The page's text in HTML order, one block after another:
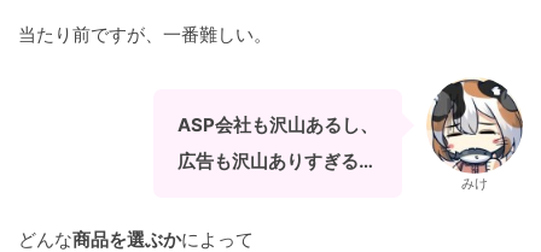
当たり前ですが、一番難しい。
ASP会社も沢山あるし、
広告も沢山ありすぎる…
みけ
どんな商品を選ぶかによって